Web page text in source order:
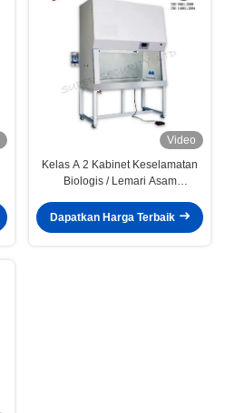
Video
Kelas A 2 Kabinet Keselamatan
Biologis / Lemari Asam
VFD
Dapatkan Harga Terbaik